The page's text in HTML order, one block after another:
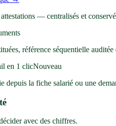
— centralisés et
référence séquentielle
en 1 clicNouveau
depuis la fiche salarié ou une
avec des chiffres.